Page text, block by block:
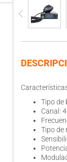
Tipo de
Canal:
Tipo de